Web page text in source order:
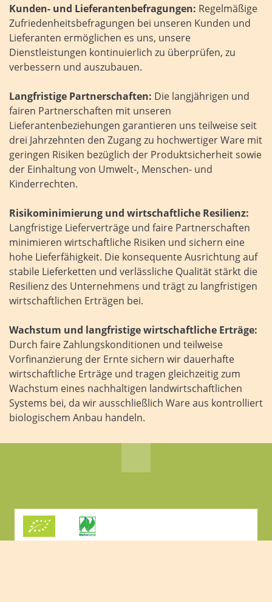
Kunden- und Lieferantenbefragungen: Regelmäßige
Zufriedenheitsbefragungen bei unseren Kunden und
Lieferanten ermöglichen es uns, unsere
Dienstleistungen kontinuierlich zu überprüfen, zu
verbessern und auszubauen.
Langfristige Partnerschaften: Die langjährigen und
fairen Partnerschaften mit unseren
Lieferantenbeziehungen garantieren uns teilweise seit
drei Jahrzehnten den Zugang zu hochwertiger Ware mit
geringen Risiken bezüglich der Produktsicherheit sowie
der Einhaltung von Umwelt-, Menschen- und
Kinderrechten.
Risikominimierung und wirtschaftliche Resilienz:
Langfristige Lieferverträge und faire Partnerschaften
minimieren wirtschaftliche Risiken und sichern eine
hohe Lieferfähigkeit. Die konsequente Ausrichtung auf
stabile Lieferketten und verlässliche Qualität stärkt die
Resilienz des Unternehmens und trägt zu langfristigen
wirtschaftlichen Erträgen bei.
Wachstum und langfristige wirtschaftliche Erträge:
Durch faire Zahlungskonditionen und teilweise
Vorfinanzierung der Ernte sichern wir dauerhafte
wirtschaftliche Erträge und tragen gleichzeitig zum
Wachstum eines nachhaltigen landwirtschaftlichen
Systems bei, da wir ausschließlich Ware aus kontrolliert
biologischem Anbau handeln.